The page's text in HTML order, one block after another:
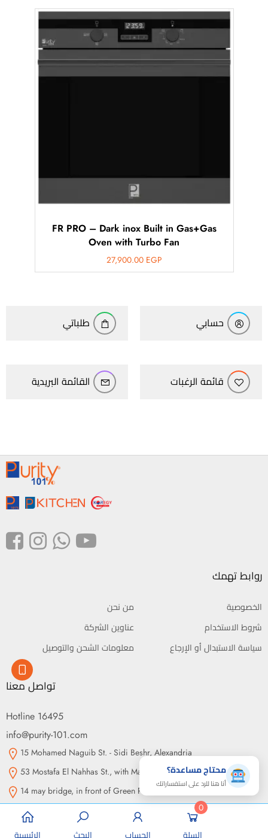
FR PRO – Dark inox Built in Gas+Gas
Oven with Turbo Fan
27,900.00 EGP
حسابي طلباتي
قائمة الرغبات القائمة البريدية
روابط تهمك
من نحن
الخصوصية
عناوين الشركة
شروط الاستخدام
معلومات الشحن والتوصيل
سياسة الاستبدال أو الإرجاع
تواصل معنا
Hotline 16495
info@purity-101.com
15 Mohamed Naguib St. - Sidi Beshr, Alexandria
53 Mostafa El Nahhas St., with Makram Ebeid St., Nasr City, Cairo
14 may bridge, in front of Green Plaza, Somouha, Alexandria
الرئيسية البحث الحساب
0
السلة
محتاج مساعدة؟
أنا هنا للرد على استفساراتك